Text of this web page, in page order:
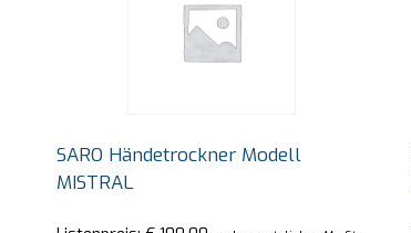
SARO Händetrockner Modell
MISTRAL